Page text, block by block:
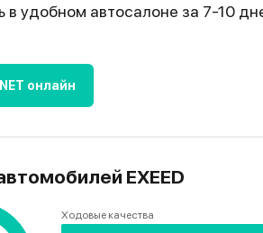
в удобном автосалоне за 7-10
онлайн
EXEED
Ходовые качества